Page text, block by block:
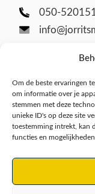
Om de beste ervaringen
om informatie over je
stemmen met deze
unieke ID's op deze site
toestemming intrekt, kan
functies en mogelijkheden.
050-